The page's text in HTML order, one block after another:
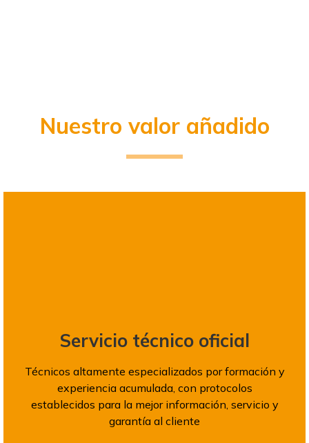
Nuestro valor añadido
Servicio técnico oficial
Técnicos altamente especializados por formación y
experiencia acumulada, con protocolos
establecidos para la mejor información, servicio y
garantía al cliente